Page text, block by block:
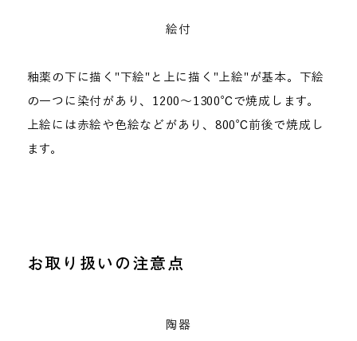
絵付
釉薬の下に描く"下絵"と上に描く"上絵"が基本。下絵
の一つに染付があり、1200〜1300℃で焼成します。
上絵には赤絵や色絵などがあり、800℃前後で焼成し
ます。
お取り扱いの注意点
陶器